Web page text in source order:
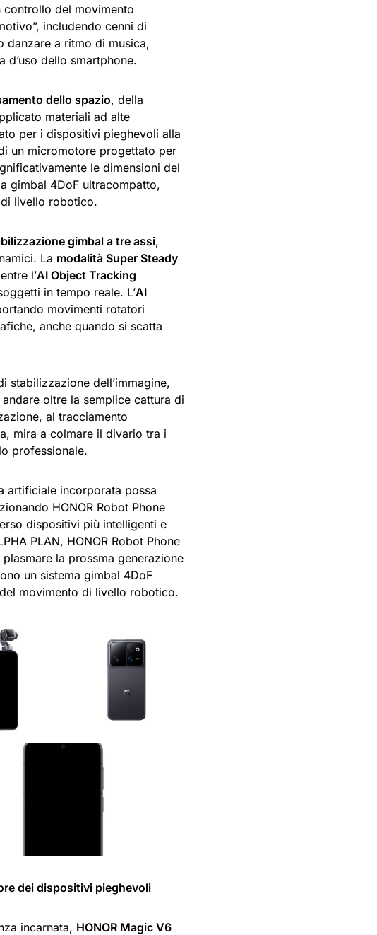
controllo del movimento
includendo cenni di
danzare a ritmo di musica,
d’uso dello smartphone.
dello spazio, della
materiali ad alte
per i dispositivi pieghevoli alla
un micromotore progettato per
le dimensioni del
gimbal 4DoF ultracompatto,
livello robotico.
gimbal a tre assi,
La modalità Super Steady
l’AI Object Tracking
in tempo reale. L’AI
movimenti rotatori
anche quando si scatta
stabilizzazione dell’immagine,
oltre la semplice cattura di
al tracciamento
mira a colmare il divario tra i
professionale.
artificiale incorporata possa
HONOR Robot Phone
dispositivi più intelligenti e
PLAN, HONOR Robot Phone
la prossma generazione
un sistema gimbal 4DoF
movimento di livello robotico.
dei dispositivi pieghevoli
incarnata, HONOR Magic V6